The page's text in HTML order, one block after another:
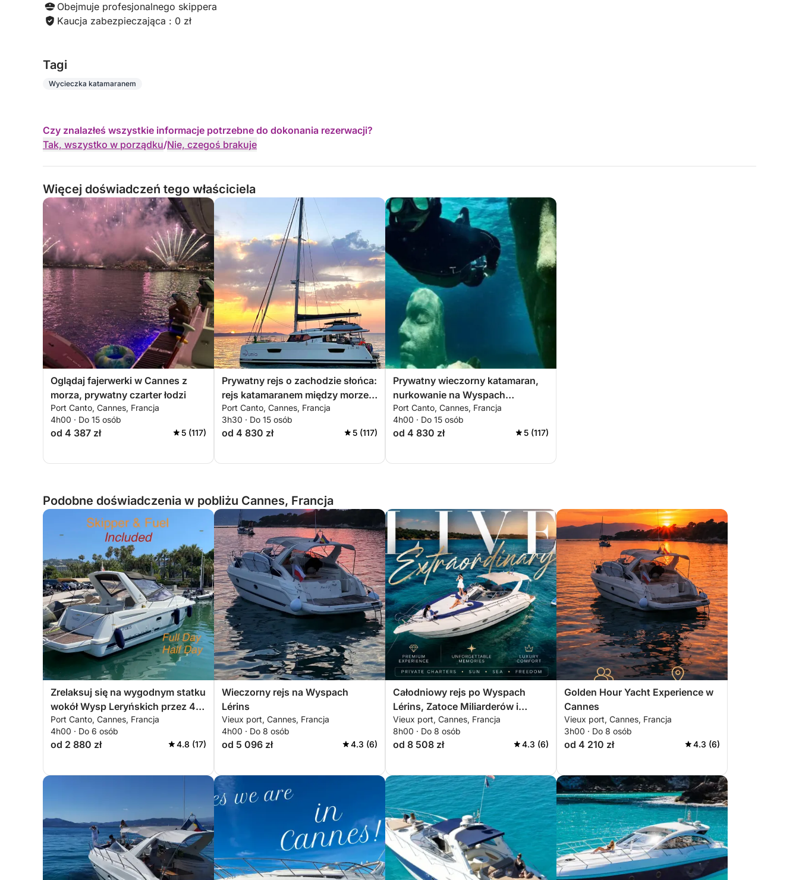
Obejmuje profesjonalnego skippera
Kaucja zabezpieczająca : 0 zł
Tagi
Wycieczka katamaranem
Czy znalazłeś wszystkie informacje potrzebne do dokonania rezerwacji?
Tak, wszystko w porządku/Nie, czegoś brakuje
Więcej doświadczeń tego właściciela
Oglądaj fajerwerki w Cannes z
morza, prywatny czarter łodzi
Port Canto, Cannes, Francja
4h00 · Do 15 osób
od 4 387 zł 5 (117)
Prywatny rejs o zachodzie słońca:
rejs katamaranem między morzem
a gwiazdami
Port Canto, Cannes, Francja
3h30 · Do 15 osób
od 4 830 zł 5 (117)
Prywatny wieczorny katamaran,
nurkowanie na Wyspach
Leryńskich i zachód słońca z
Cannes
Port Canto, Cannes, Francja
4h00 · Do 15 osób
od 4 830 zł 5 (117)
Podobne doświadczenia w pobliżu Cannes, Francja
Zrelaksuj się na wygodnym statku
wokół Wysp Leryńskich przez 4
godziny. Specjalna zniżka dla par!
Port Canto, Cannes, Francja
4h00 · Do 6 osób
od 2 880 zł 4.8 (17)
Wieczorny rejs na Wyspach
Lérins
Vieux port, Cannes, Francja
4h00 · Do 8 osób
od 5 096 zł 4.3 (6)
Całodniowy rejs po Wyspach
Lérins, Zatoce Miliarderów i
Théoule-sur-Mer
Vieux port, Cannes, Francja
8h00 · Do 8 osób
od 8 508 zł 4.3 (6)
Golden Hour Yacht Experience w
Cannes
Vieux port, Cannes, Francja
3h00 · Do 8 osób
od 4 210 zł 4.3 (6)